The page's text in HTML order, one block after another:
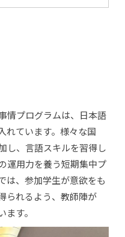
情プログラムは、日本語
れています。様々な国
し、言語スキルを習得し
運用力を養う短期集中プ
は、参加学生が意欲をも
られるよう、教師陣が
す。